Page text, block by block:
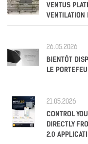
VENTUS
VENTILATION
26.05.2026
BIENTÔT
LE
21.05.2026
CONTROL
DIRECTLY
2.0